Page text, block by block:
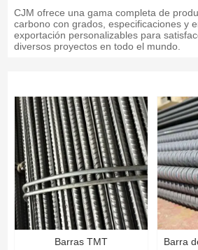
CJM ofrece una gama completa de
carbono con grados, especificaciones y
exportación personalizables para
diversos proyectos en todo el mundo.
Barras TMT
Barra